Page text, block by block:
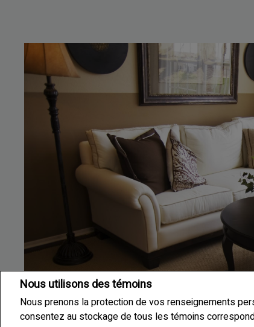
Nous utilisons des témoins
Nous prenons la protection de vos renseignements
consentez au stockage de tous les témoins